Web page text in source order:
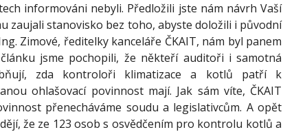
informováni nebyli. Předložili jste nám návrh Vaší
zaujali stanovisko bez toho, abyste doložili i původní
Zimové, ředitelky kanceláře ČKAIT, nám byl panem
jsme pochopili, že někteří auditoři i samotná
zda kontroloři klimatizace a kotlů patří k
ohlašovací povinnost mají. Jak sám víte, ČKAIT
přenecháváme soudu a legislativcům. A opět
že ze 123 osob s osvědčením pro kontrolu kotlů a